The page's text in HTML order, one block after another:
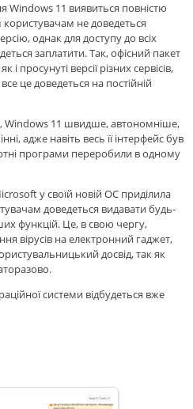
Windows 11 виявиться повністю
не доведеться
однак для доступу до всіх
заплатити. Так, офісний пакет
просунуті версії різних сервісів,
це доведеться на постійній
Windows 11 швидше, автономніше,
адже навіть весь її інтерфейс був
програми переробили в одному
у своїй новій ОС приділила
доведеться видавати будь-
функцій. Це, в свою чергу,
вірусів на електронний гаджет,
досвід, так як
системи відбудеться вже